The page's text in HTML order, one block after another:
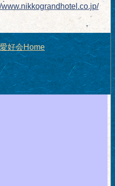
www.nikkograndhotel.co.jp/
好会Home